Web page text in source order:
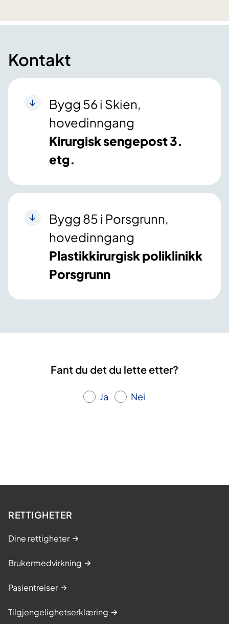
Kontakt
Bygg 56 i Skien,
hovedinngang
Kirurgisk sengepost 3.
etg.
Bygg 85 i Porsgrunn,
hovedinngang
Plastikkirurgisk poliklinikk
Porsgrunn
Fant du det du lette etter?
Ja Nei
RETTIGHETER
Dine rettigheter
Brukermedvirkning
Pasientreiser
Tilgjengelighetserklæring